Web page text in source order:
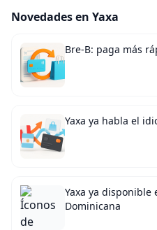
Novedades en Yaxa
Bre-B: paga más
Yaxa ya habla el
Yaxa ya disponible
Dominicana